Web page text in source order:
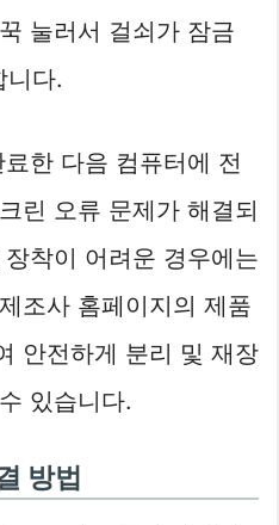
눌러서 걸쇠가 잠금
니다.
한 다음 컴퓨터에 전
린 오류 문제가 해결되
착이 어려운 경우에는
조사 홈페이지의 제품
안전하게 분리 및 재장
있습니다.
방법